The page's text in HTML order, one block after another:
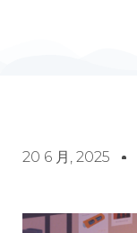
20 6 月, 2025